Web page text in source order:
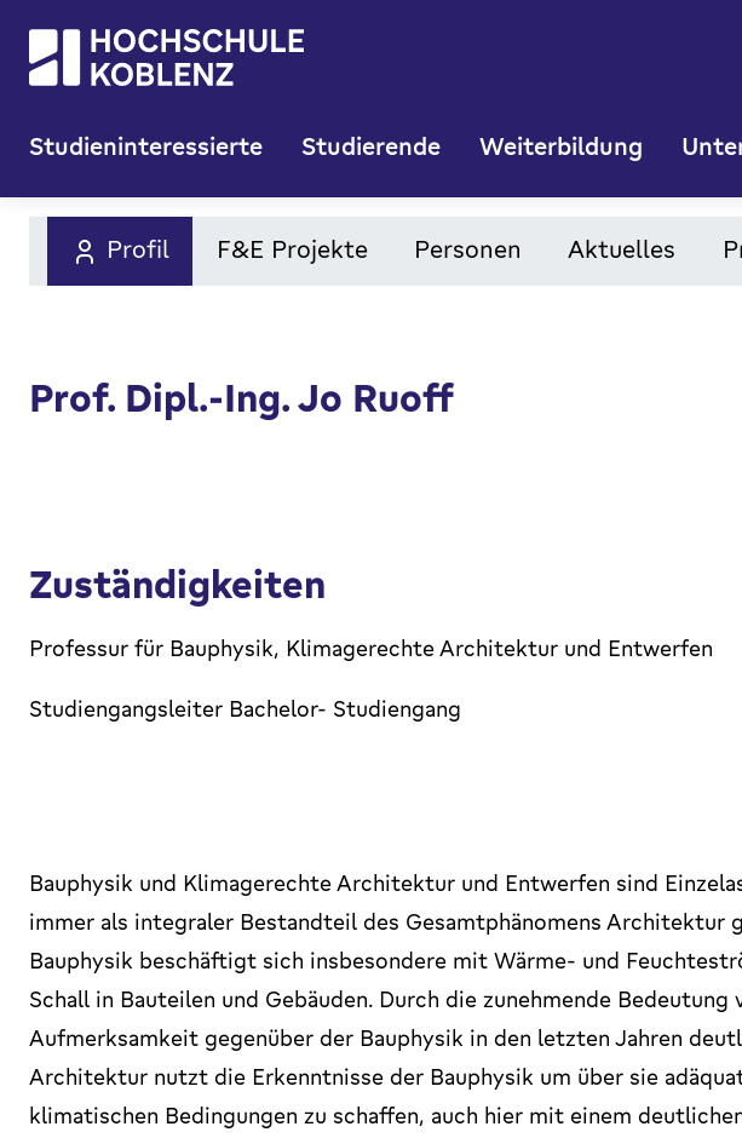
Studieninteressierte Studierende Weiterbildung
Profil F&E Projekte Personen Aktuelles
Prof. Dipl.-Ing. Jo Ruoff
Zuständigkeiten
Professur für Bauphysik, Klimagerechte Architektur und Entwerfen
Studiengangsleiter Bachelor- Studiengang
Bauphysik und Klimagerechte Architektur und Entwerfen sind
immer als integraler Bestandteil des Gesamtphänomens Architektur
Bauphysik beschäftigt sich insbesondere mit Wärme- und
Schall in Bauteilen und Gebäuden. Durch die zunehmende
Aufmerksamkeit gegenüber der Bauphysik in den letzten Jahren
Architektur nutzt die Erkenntnisse der Bauphysik um über sie
klimatischen Bedingungen zu schaffen, auch hier mit einem